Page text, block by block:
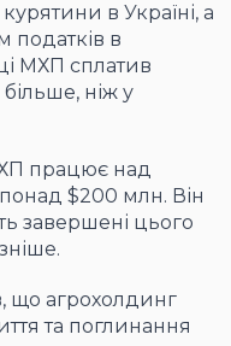
в Україні, а
податків в
МХП сплатив
ніж у
працює над
$200 млн. Він
завершені цього
що агрохолдинг
та поглинання